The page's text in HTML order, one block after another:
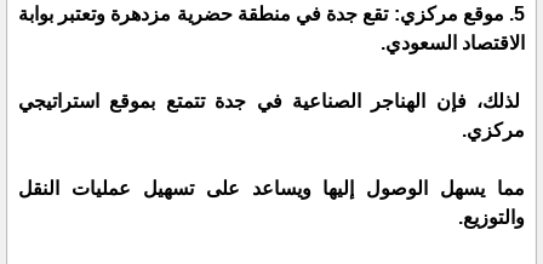
5. موقع مركزي: تقع جدة في منطقة حضرية مزدهرة وتعتبر بوابة
الاقتصاد السعودي.
لذلك، فإن الهناجر الصناعية في جدة تتمتع بموقع استراتيجي
مركزي.
مما يسهل الوصول إليها ويساعد على تسهيل عمليات النقل
والتوزيع.